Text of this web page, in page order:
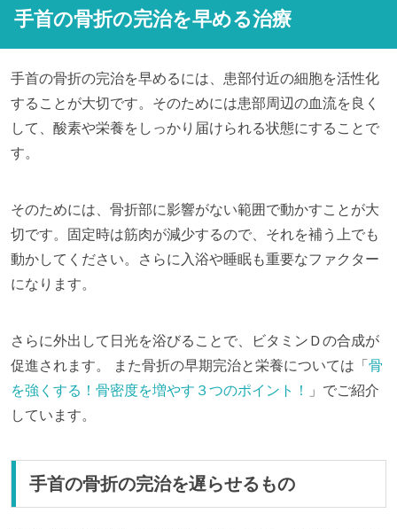
手首の骨折の完治を早める治療
手首の骨折の完治を早めるには、患部付近の細胞を活性化
することが大切です。そのためには患部周辺の血流を良く
して、酸素や栄養をしっかり届けられる状態にすることで
す。
そのためには、骨折部に影響がない範囲で動かすことが大
切です。固定時は筋肉が減少するので、それを補う上でも
動かしてください。さらに入浴や睡眠も重要なファクター
になります。
さらに外出して日光を浴びることで、ビタミンＤの合成が
促進されます。 また骨折の早期完治と栄養については「 骨
を強くする！骨密度を増やす３つのポイント！
」でご紹介
しています。
手首の骨折の完治を遅らせるもの